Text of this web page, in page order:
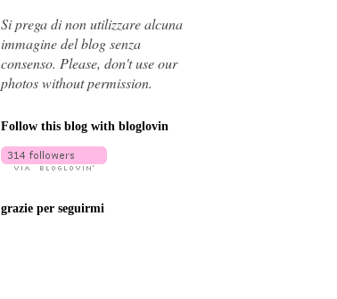
Si prega di non utilizzare alcuna
immagine del blog senza
consenso. Please, don't use our
photos without permission.
Follow this blog with bloglovin
grazie per seguirmi